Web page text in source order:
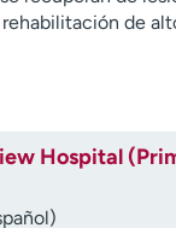
de
Hospital